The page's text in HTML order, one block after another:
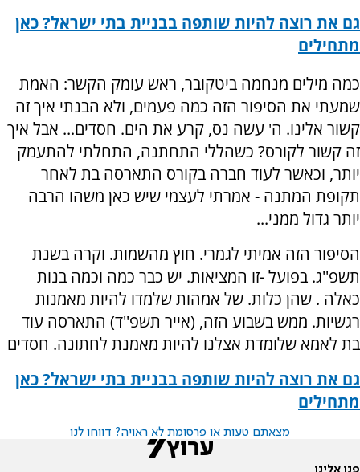
גם את רוצה להיות שותפה בבניית בתי ישראל? כאן
מתחילים
כמה מילים מנחמה ביטקובר, ראש עומק הקשר: האמת
שמעתי את הסיפור הזה כמה פעמים, ולא הבנתי איך זה
קשור אלינו. ה' עשה נס, קרע את הים. חסדים... אבל איך
זה קשור לקורס? כשהללי התחתנה, התחלתי להתעמק
יותר, וכאשר לעוד חברה בקורס התארסה בת לאחר
תקופת המתנה - אמרתי לעצמי שיש כאן משהו הרבה
יותר גדול ממני...
הסיפור הזה אמיתי לגמרי. חוץ מהשמות. וקרה בשנת
תשפ''ג. בפועל -זו המציאות. יש כבר כמה וכמה בנות
כאלה . שהן כלות. של אמהות שלמדו להיות מאמנות
רגשיות. ממש בשבוע הזה, (אייר תשפ''ד) התארסה עוד
בת לאמא שלומדת אצלנו להיות מאמנת לחתונה. חסדים
גם את רוצה להיות שותפה בבניית בתי ישראל? כאן
מתחילים
מצאתם טעות או פרסומת לא ראויה? דווחו לנו
פנו אלינו